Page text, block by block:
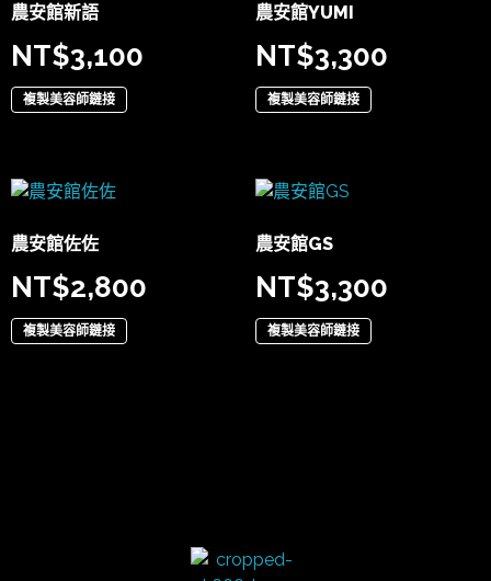
農安館新語
NT$3,100
複製美容師鏈接
農安館YUMI
NT$3,300
複製美容師鏈接
農安館佐佐
NT$2,800
複製美容師鏈接
農安館GS
NT$3,300
複製美容師鏈接